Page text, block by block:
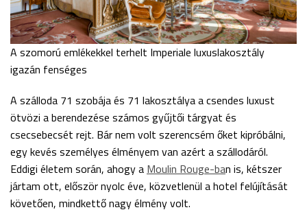
A szomorú emlékekkel terhelt Imperiale luxuslakosztály
igazán fenséges
A szálloda 71 szobája és 71 lakosztálya a csendes luxust
ötvözi a berendezése számos gyűjtői tárgyat és
csecsebecsét rejt. Bár nem volt szerencsém őket kipróbálni,
egy kevés személyes élményem van azért a szállodáról.
Eddigi életem során, ahogy a Moulin Rouge-ban is, kétszer
jártam ott, először nyolc éve, közvetlenül a hotel felújítását
követően, mindkettő nagy élmény volt.